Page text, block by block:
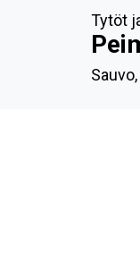
Tytöt